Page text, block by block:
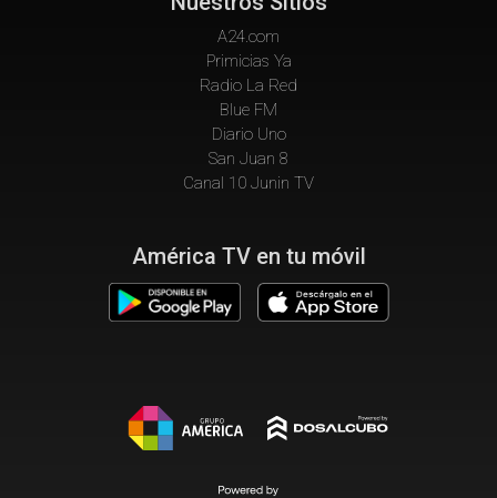
A24.com
Primicias Ya
Radio La Red
Blue FM
Diario Uno
San Juan 8
Canal 10 Junin TV
América TV en tu móvil